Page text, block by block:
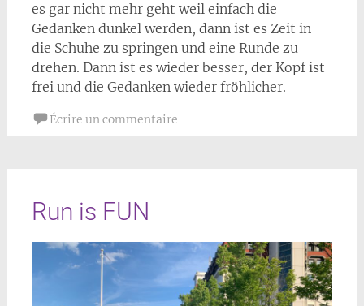
es gar nicht mehr geht weil einfach die
Gedanken dunkel werden, dann ist es Zeit in
die Schuhe zu springen und eine Runde zu
drehen. Dann ist es wieder besser, der Kopf ist
frei und die Gedanken wieder fröhlicher.
Écrire un commentaire
Run is FUN